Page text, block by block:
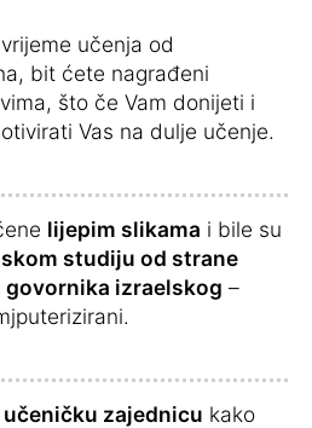
učenja od
bit ćete nagrađeni
što če Vam donijeti i
Vas na dulje učenje.
lijepim slikama i bile su
studiju od strane
izraelskog –
učeničku zajednicu kako